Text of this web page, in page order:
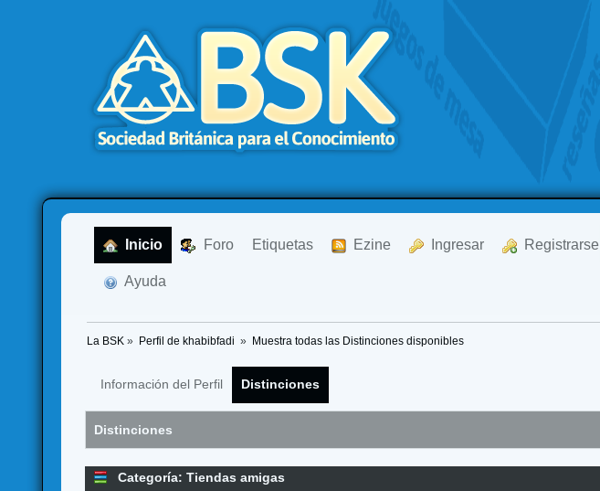
Inicio Foro Etiquetas Ezine Ingresar Registrarse
Ayuda
La BSK » Perfil de khabibfadi » Muestra todas las Distinciones disponibles
Información del Perfil Distinciones
Distinciones
Categoría: Tiendas amigas